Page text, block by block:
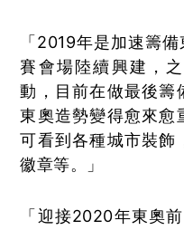
「2019年是加速籌
賽會場陸續興建，
動，目前在做最後籌
東奧造勢變得愈來愈
可看到各種城市裝飾
徽章等。」
「迎接2020年東奧